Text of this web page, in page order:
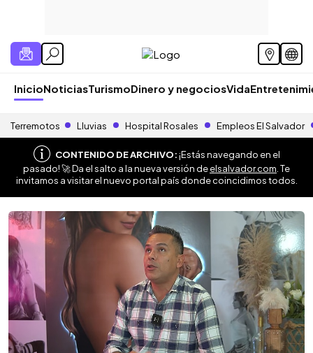
InicioNoticiasTurismoDinero y negociosVida
Terremotos Lluvias Hospital Rosales Empleos El Salvador
CONTENIDO DE ARCHIVO:¡Estás navegando en el
pasado! 🚀 Da el salto a la nueva versión deelsalvador.com . Te
invitamos a visitar el nuevo portal país donde coincidimos todos.